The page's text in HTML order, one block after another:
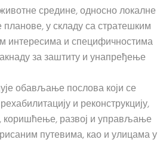
средине, односно локалне
у складу са стратешким
интересима и специфичностима
за заштиту и унапређење
обављање послова који се
и реконструкцију,
развој и управљање
путевима, као и улицама у